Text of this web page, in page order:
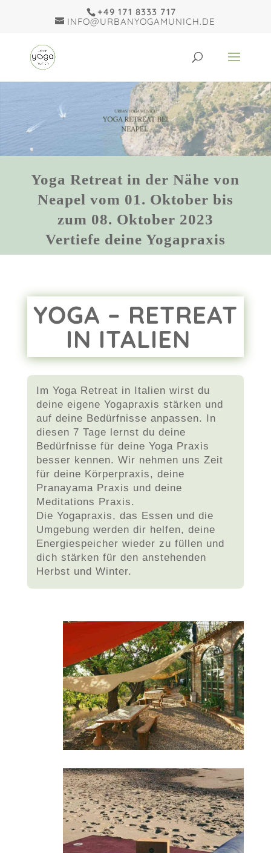
+49 171 8333 717
INFO@URBANYOGAMUNICH.DE
Yoga Retreat in der Nähe von
Neapel vom 01. Oktober bis
zum 08. Oktober 2023
Vertiefe deine Yogapraxis
YOGA – RETREAT
IN ITALIEN
Im Yoga Retreat in Italien wirst du
deine eigene Yogapraxis stärken und
auf deine Bedürfnisse anpassen. In
diesen 7 Tage lernst du deine
Bedürfnisse für deine Yoga Praxis
besser kennen. Wir nehmen uns Zeit
für deine Körperpraxis, deine
Pranayama Praxis und deine
Meditations Praxis.
Die Yogapraxis, das Essen und die
Umgebung werden dir helfen, deine
Energiespeicher wieder zu füllen und
dich stärken für den anstehenden
Herbst und Winter.